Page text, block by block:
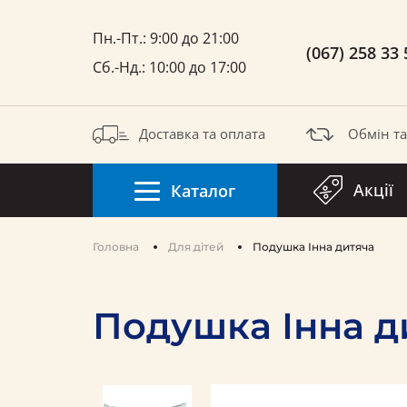
Пн.-Пт.: 9:00 до 21:00
Сб.-Нд.: 10:00 до 17:00
(067) 258 33
Доставка та оплата Обмін
Каталог Акції
Головна Для дітей Подушка Інна дитяча
Подушка Інна